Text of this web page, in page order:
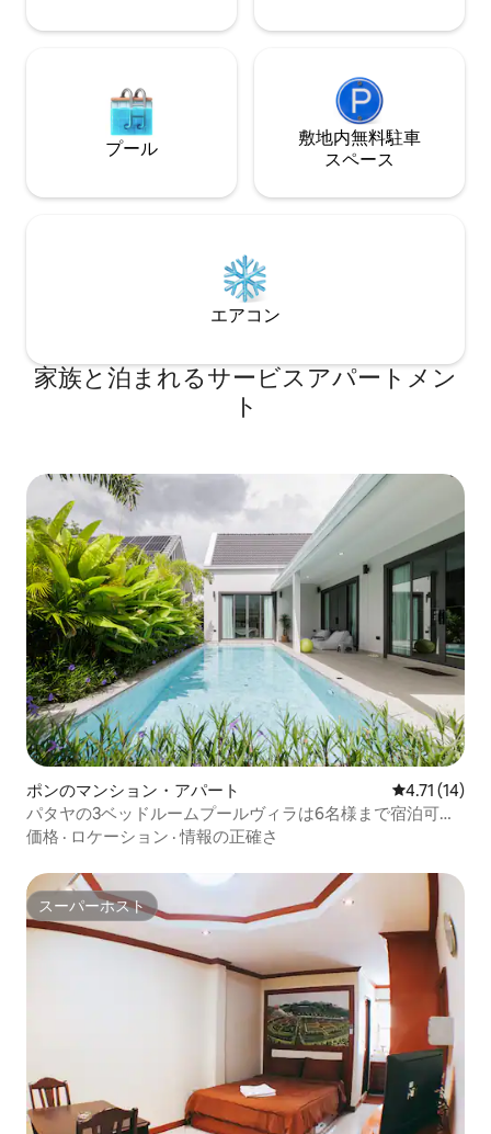
されています。キッチンで料理できます
プール
敷地内無料駐⁠車
ス⁠ペ⁠ー⁠ス
エアコン
家族と泊まれるサービスアパートメン
ト
ポンのマンション・アパート レビュー14
4.71 (14)
パタヤの3ベッドルームプールヴィラは6名様まで宿泊可能
です
価格 · ロケーション ·情報の正確さ
スーパーホスト
スーパーホスト